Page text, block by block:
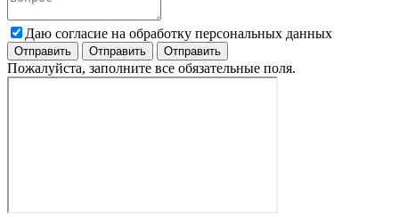
Даю согласие на обработку персональных данных
Пожалуйста, заполните все обязательные поля.